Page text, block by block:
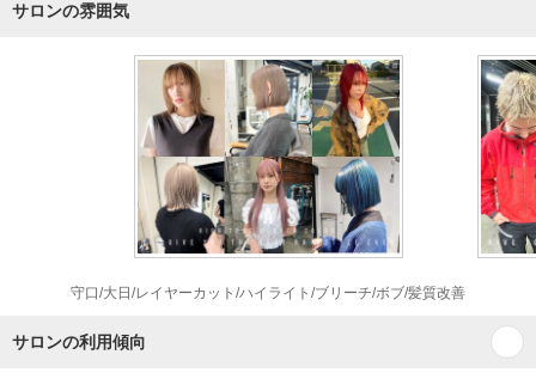
サロンの雰囲気
守口/大日/レイヤーカット/ハイライト/ブリーチ/ボブ/髪質改善
サロンの利用傾向